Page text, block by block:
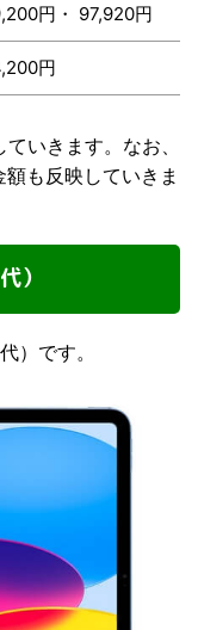
円・ 97,920円
円
いきます。なお、
も反映していきま
）
）です。